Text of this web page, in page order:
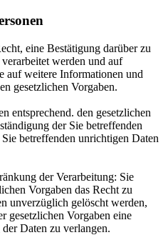
eine Bestätigung darüber zu
werden und auf
auf weitere Informationen und
gesetzlichen Vorgaben.
entsprechend. den gesetzlichen
der Sie betreffenden
betreffenden unrichtigen Daten
der Verarbeitung: Sie
Vorgaben das Recht zu
unverzüglich gelöscht werden,
gesetzlichen Vorgaben eine
Daten zu verlangen.